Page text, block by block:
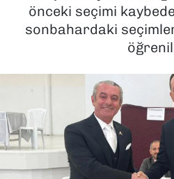
önceki seçimi
sonbahardaki
POLİTİKA
TEKNOLOJİ
YAŞAM